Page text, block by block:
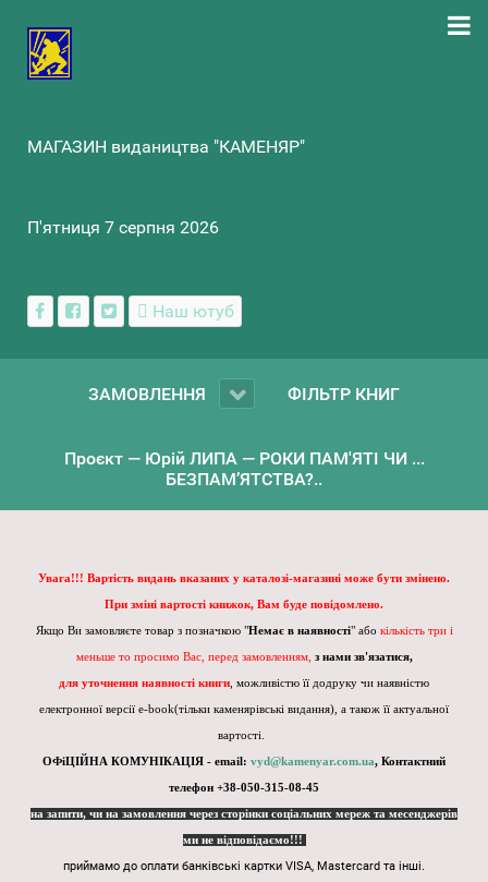
МАГАЗИН видаництва "КАМЕНЯР"
П'ятниця 7 серпня 2026
Наш ютуб
ЗАМОВЛЕННЯ ФІЛЬТР КНИГ
Проєкт — Юрій ЛИПА — РОКИ ПАМ'ЯТІ ЧИ ...
БЕЗПАМ’ЯТСТВА?..
Увага!!! Вартість видань вказаних у каталозі-магазині може бути змінено.
При зміні вартості книжок, Вам буде повідомлено.
Якщо Ви замовляєте товар з позначкою "Немає в наявності" або кількість три і
меньше то просимо Вас, перед замовленням, з нами зв'язатися,
для уточнення наявності книги , можливістю її додруку чи наявністю
електронної версії e-book(тільки каменярівські видання), а також її актуальної
вартості.
ОФіЦІЙНА КОМУНІКАЦІЯ - email: vyd@kamenyar.com.ua, Контактний
телефон +38-050-315-08-45
на запити, чи на замовлення через сторінки соціальних мереж та месенджерів
ми не відповідаємо!!!
приймамо до оплати банківські картки VISA, Mastercard та інші.